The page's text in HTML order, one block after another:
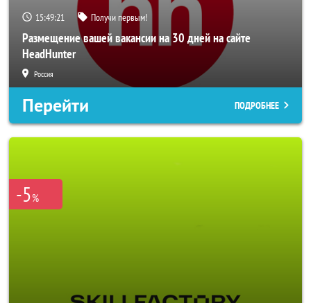
15:49:19 Получи первым!
Размещение вашей вакансии на 30 дней на сайте
HeadHunter
Россия
Перейти ПОДРОБНЕЕ
-5%